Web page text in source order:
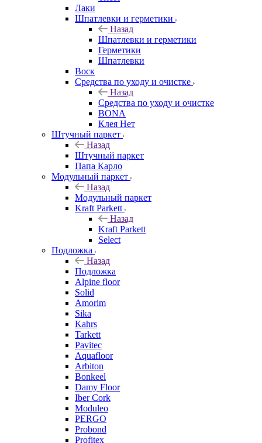
Лаки
Шпатлевки и герметики
Назад
Шпатлевки и герметики
Герметики
Шпатлевки
Воск
Средства по уходу и очистке
Назад
Средства по уходу и очистке
BONA
Клея Нет
Штучный паркет
Назад
Штучный паркет
Папа Карло
Модульный паркет
Назад
Модульный паркет
Kraft Parkett
Назад
Kraft Parkett
Select
Подложка
Назад
Подложка
Alpine floor
Solid
Amorim
Sika
Kahrs
Tarkett
Pavitec
Aquafloor
Arbiton
Bonkeel
Damy Floor
Iber Cork
Moduleo
PERGO
Probond
Profitex